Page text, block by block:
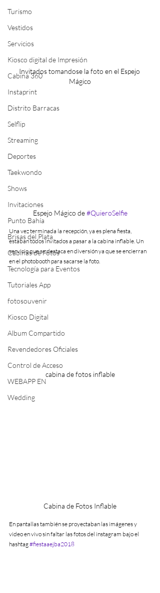
Turismo
Vestidos
Servicios
Kiosco digital de Impresión
Cabina 360
Instaprint
Distrito Barracas
Selflip
Streaming
Deportes
Taekwondo
Shows
Invitaciones
Punto Bahía
Brisas del Plata
Cabinas de Fotos
Tecnología para Eventos
Tutoriales App
fotosouvenir
Kiosco Digital
Album Compartido
Revendedores Oficiales
Control de Acceso
WEBAPP EN
Wedding
Invitados tomandose la foto en el Espejo
Mágico
Espejo Mágico de #QuieroSelfie
Una vez terminada la recepción, ya es plena fiesta,
estaban todos invitados a pasar a la cabina inflable. Un
servicio que se destaca en diversión ya que se encierran
en el photobooth para sacarse la foto.
cabina de fotos inflable
Cabina de Fotos Inflable
En pantallas también se proyectaban las imágenes y
video en vivo sin faltar las fotos del instagram bajo el
hashtag #fiestaaejba2018